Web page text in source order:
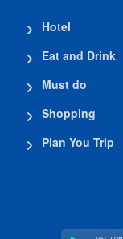
Hotel
Eat and Drink
Must do
Shopping
Plan You Trip